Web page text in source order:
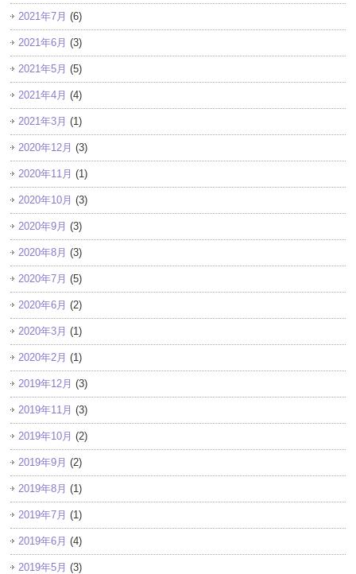
2021年7月 (6)
2021年6月 (3)
2021年5月 (5)
2021年4月 (4)
2021年3月 (1)
2020年12月 (3)
2020年11月 (1)
2020年10月 (3)
2020年9月 (3)
2020年8月 (3)
2020年7月 (5)
2020年6月 (2)
2020年3月 (1)
2020年2月 (1)
2019年12月 (3)
2019年11月 (3)
2019年10月 (2)
2019年9月 (2)
2019年8月 (1)
2019年7月 (1)
2019年6月 (4)
2019年5月 (3)